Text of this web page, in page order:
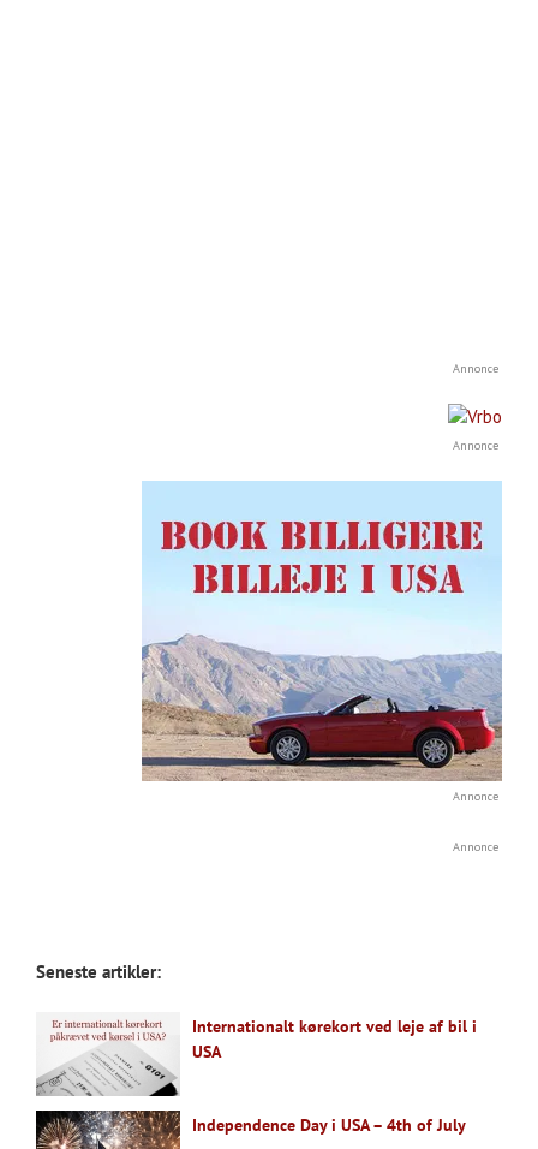
Annonce
Annonce
Annonce
Annonce
Seneste artikler:
Internationalt kørekort ved leje af bil i
USA
Independence Day i USA – 4th of July